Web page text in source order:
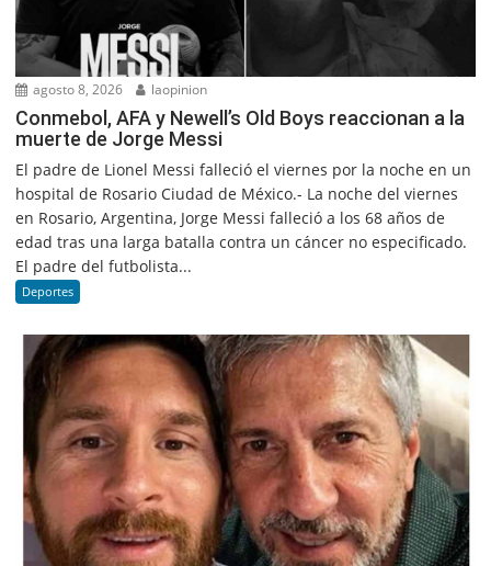
agosto 8, 2026 laopinion
Conmebol, AFA y Newell’s Old Boys reaccionan a la
muerte de Jorge Messi
El padre de Lionel Messi falleció el viernes por la noche en un
hospital de Rosario Ciudad de México.- La noche del viernes
en Rosario, Argentina, Jorge Messi falleció a los 68 años de
edad tras una larga batalla contra un cáncer no especificado.
El padre del futbolista...
Deportes